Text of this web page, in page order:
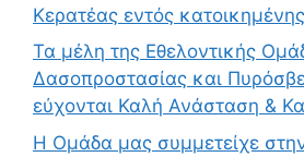
Κερατέας εντός
Τα μέλη της Εθελοντικής
Δασοπροστασίας και
εύχονται Καλή Ανάσταση &
Η Ομάδα μας συμμετείχε